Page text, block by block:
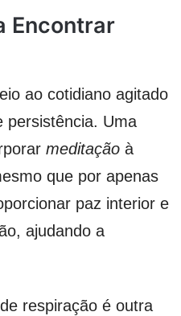
Encontrar
ao cotidiano agitado
persistência. Uma
meditação à
que por apenas
paz interior e
ajudando a
respiração é outra